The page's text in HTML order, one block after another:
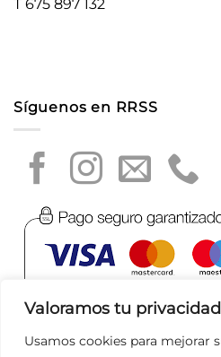
Valoramos tu privacidad
Usamos cookies para mejorar
T 675 897 132
Síguenos en RRSS